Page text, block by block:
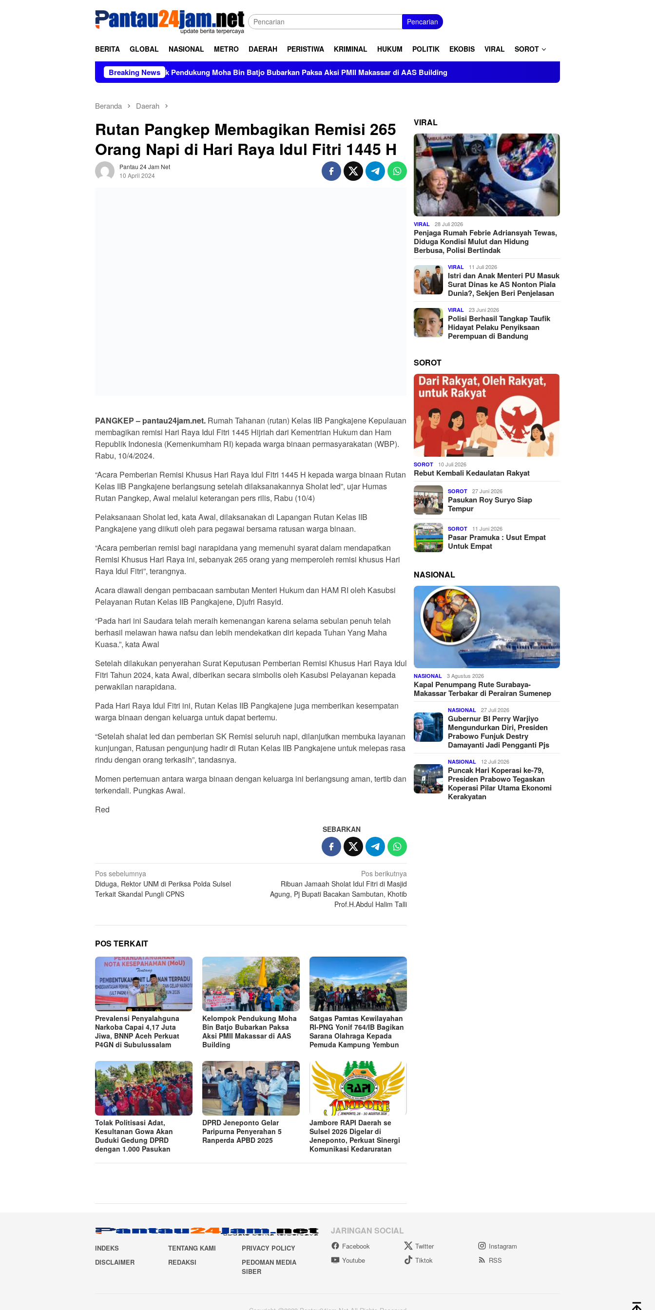
Pencarian
BERITA GLOBAL NASIONAL METRO DAERAH PERISTIWA KRIMINAL HUKUM POLITIK EKOBIS VIRAL SOROT
Breaking News
Kelompok Pendukung Moha Bin Batjo Bubarkan Paksa Aksi PMII Makassar di AAS Building
Beranda Daerah
Rutan Pangkep Membagikan Remisi 265
Orang Napi di Hari Raya Idul Fitri 1445 H
Pantau 24 Jam Net
10 April 2024
PANGKEP – pantau24jam.net. Rumah Tahanan (rutan) Kelas IIB Pangkajene Kepulauan
membagikan remisi Hari Raya Idul Fitri 1445 Hijriah dari Kementrian Hukum dan Ham
Republik Indonesia (Kemenkumham RI) kepada warga binaan permasyarakatan (WBP).
Rabu, 10/4/2024.
“Acara Pemberian Remisi Khusus Hari Raya Idul Fitri 1445 H kepada warga binaan Rutan
Kelas IIB Pangkajene berlangsung setelah dilaksanakannya Sholat Ied”, ujar Humas
Rutan Pangkep, Awal melalui keterangan pers rilis, Rabu (10/4)
Pelaksanaan Sholat Ied, kata Awal, dilaksanakan di Lapangan Rutan Kelas IIB
Pangkajene yang diikuti oleh para pegawai bersama ratusan warga binaan.
“Acara pemberian remisi bagi narapidana yang memenuhi syarat dalam mendapatkan
Remisi Khusus Hari Raya ini, sebanyak 265 orang yang memperoleh remisi khusus Hari
Raya Idul Fitri”, terangnya.
Acara diawali dengan pembacaan sambutan Menteri Hukum dan HAM RI oleh Kasubsi
Pelayanan Rutan Kelas IIB Pangkajene, Djufri Rasyid.
“Pada hari ini Saudara telah meraih kemenangan karena selama sebulan penuh telah
berhasil melawan hawa nafsu dan lebih mendekatkan diri kepada Tuhan Yang Maha
Kuasa.”, kata Awal
Setelah dilakukan penyerahan Surat Keputusan Pemberian Remisi Khusus Hari Raya Idul
Fitri Tahun 2024, kata Awal, diberikan secara simbolis oleh Kasubsi Pelayanan kepada
perwakilan narapidana.
Pada Hari Raya Idul Fitri ini, Rutan Kelas IIB Pangkajene juga memberikan kesempatan
warga binaan dengan keluarga untuk dapat bertemu.
“Setelah shalat Ied dan pemberian SK Remisi seluruh napi, dilanjutkan membuka layanan
kunjungan, Ratusan pengunjung hadir di Rutan Kelas IIB Pangkajene untuk melepas rasa
rindu dengan orang terkasih”, tandasnya.
Momen pertemuan antara warga binaan dengan keluarga ini berlangsung aman, tertib dan
terkendali. Pungkas Awal.
Red
SEBARKAN
Navigasi
pos
Pos sebelumnya
Diduga, Rektor UNM di Periksa Polda Sulsel
Terkait Skandal Pungli CPNS
Pos berikutnya
Ribuan Jamaah Sholat Idul Fitri di Masjid
Agung, Pj Bupati Bacakan Sambutan, Khotib
Prof.H.Abdul Halim Talli
POS TERKAIT
Prevalensi Penyalahguna
Narkoba Capai 4,17 Juta
Jiwa, BNNP Aceh Perkuat
P4GN di Subulussalam
Kelompok Pendukung Moha
Bin Batjo Bubarkan Paksa
Aksi PMII Makassar di AAS
Building
Satgas Pamtas Kewilayahan
RI-PNG Yonif 764/IB Bagikan
Sarana Olahraga Kepada
Pemuda Kampung Yembun
Tolak Politisasi Adat,
Kesultanan Gowa Akan
Duduki Gedung DPRD
dengan 1.000 Pasukan
DPRD Jeneponto Gelar
Paripurna Penyerahan 5
Ranperda APBD 2025
Jambore RAPI Daerah se
Sulsel 2026 Digelar di
Jeneponto, Perkuat Sinergi
Komunikasi Kedaruratan
VIRAL
VIRAL 28 Juli 2026
Penjaga Rumah Febrie Adriansyah Tewas,
Diduga Kondisi Mulut dan Hidung
Berbusa, Polisi Bertindak
VIRAL 11 Juli 2026
Istri dan Anak Menteri PU Masuk
Surat Dinas ke AS Nonton Piala
Dunia?, Sekjen Beri Penjelasan
VIRAL 23 Juni 2026
Polisi Berhasil Tangkap Taufik
Hidayat Pelaku Penyiksaan
Perempuan di Bandung
SOROT
SOROT 10 Juli 2026
Rebut Kembali Kedaulatan Rakyat
SOROT 27 Juni 2026
Pasukan Roy Suryo Siap
Tempur
SOROT 11 Juni 2026
Pasar Pramuka : Usut Empat
Untuk Empat
NASIONAL
NASIONAL 3 Agustus 2026
Kapal Penumpang Rute Surabaya-
Makassar Terbakar di Perairan Sumenep
NASIONAL 27 Juli 2026
Gubernur BI Perry Warjiyo
Mengundurkan Diri, Presiden
Prabowo Funjuk Destry
Damayanti Jadi Pengganti Pjs
NASIONAL 12 Juli 2026
Puncak Hari Koperasi ke-79,
Presiden Prabowo Tegaskan
Koperasi Pilar Utama Ekonomi
Kerakyatan
INDEKS TENTANG KAMI
PRIVACY POLICY
DISCLAIMER
REDAKSI
PEDOMAN MEDIA
SIBER
JARINGAN SOCIAL
Facebook Twitter
Instagram
Youtube
Tiktok RSS